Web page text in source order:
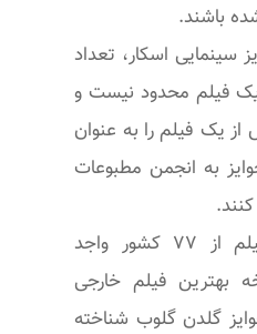
باشند.
سینمایی اسکار، تعداد
یک فیلم محدود نیست و
یک فیلم را به عنوان
به انجمن مطبوعات
امسال رکورد ۱۳۸ فیلم از ۷۷ کشور واجد
بهترین فیلم خارجی
گلدن گلوب شناخته